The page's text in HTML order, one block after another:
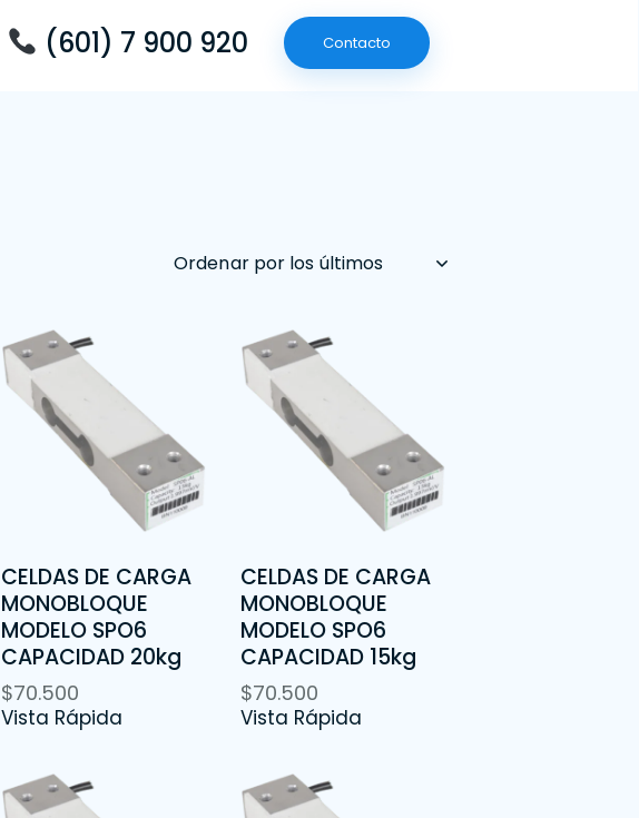
(601) 7 900 920 Contacto
CELDAS DE CARGA
MONOBLOQUE
MODELO SPO6
CAPACIDAD 20kg
$70.500
Vista Rápida
CELDAS DE CARGA
MONOBLOQUE
MODELO SPO6
CAPACIDAD 15kg
$70.500
Vista Rápida